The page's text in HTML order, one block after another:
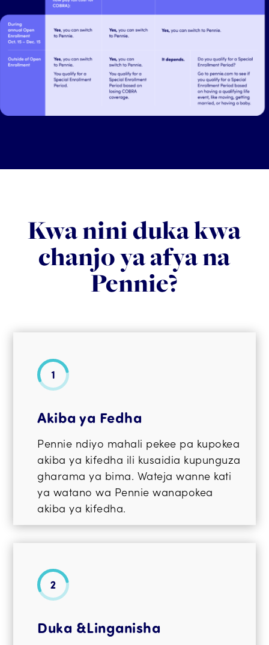
Kwa nini duka kwa
chanjo ya afya na
Pennie?
Akiba ya Fedha
Pennie ndiyo mahali pekee pa kupokea
akiba ya kifedha ili kusaidia kupunguza
gharama ya bima. Wateja wanne kati
ya watano wa Pennie wanapokea
akiba ya kifedha.
Duka &Linganisha